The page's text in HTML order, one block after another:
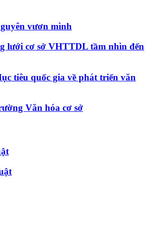
vươn mình
lưới cơ sở VHTTDL tầm nhìn đến
tiêu quốc gia về phát triển văn
Văn hóa cơ sở